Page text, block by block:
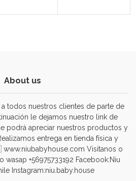
About us
todos nuestros clientes de parte de
le dejamos nuestro link de
podrá apreciar nuestros productos y
entrega en tienda física y
Visitanos o
wasap +56975733192 Facebook:Niu
Instagram:niu.baby.house